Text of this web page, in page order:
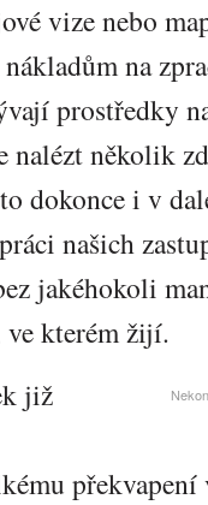
vize nebo
na
prostředky
nalézt několik
dokonce i v
našich
jakéhokoli
kterém žijí.
již